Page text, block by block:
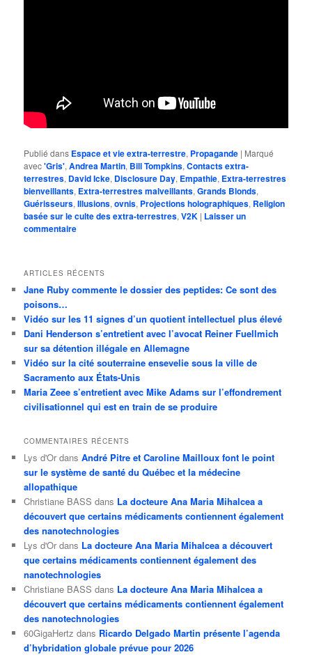
Publié dans Espace et vie extra-terrestre, Propagande | Marqué
avec'Gris',Andrea Martin, Bill Tompkins,Contacts extra-
terrestres, David Icke, Disclosure Day, Empathie, Extra-terrestres
bienveillants, Extra-terrestres malveillants,Grands Blonds,
Guérisseurs,Illusions,ovnis, Projections holographiques, Religion
basée sur le culte des extra-terrestres,V2K | Laisser un
commentaire
ARTICLES RÉCENTS
Jane Ruby commente le dossier des peptides: Ce sont des
poisons…
Vidéo sur les 11 signes d’un quotient intellectuel plus élevé
Dani Henderson s’entretient avec l’avocat Reiner Fuellmich
sur sa détention illégale en Allemagne
Vidéo sur la cité souterraine ensevelie sous la ville de
Sacramento aux États-Unis
Maria Zeee s’entretient avec Mike Adams sur l’effondrement
civilisationnel qui est en train de se produire
COMMENTAIRES RÉCENTS
Lys d'Or dansAndré Pitre et Caroline Mailloux font le point
sur le système de santé du Québec et la médecine
allopathique
Christiane BASS dans La docteure Ana Maria Mihalcea a
découvert que certains médicaments contiennent également
des nanotechnologies
Lys d'Or dans La docteure Ana Maria Mihalcea a découvert
que certains médicaments contiennent également des
nanotechnologies
Christiane BASS dans La docteure Ana Maria Mihalcea a
découvert que certains médicaments contiennent également
des nanotechnologies
60GigaHertz dans Ricardo Delgado Martin présente l’agenda
d’hybridation globale prévue pour 2026